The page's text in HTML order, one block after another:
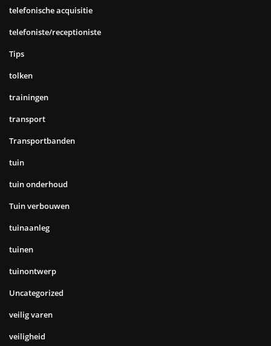
telefonische acquisitie
telefoniste/receptioniste
Tips
tolken
trainingen
transport
Transportbanden
tuin
tuin onderhoud
Tuin verbouwen
tuinaanleg
tuinen
tuinontwerp
Uncategorized
veilig varen
veiligheid